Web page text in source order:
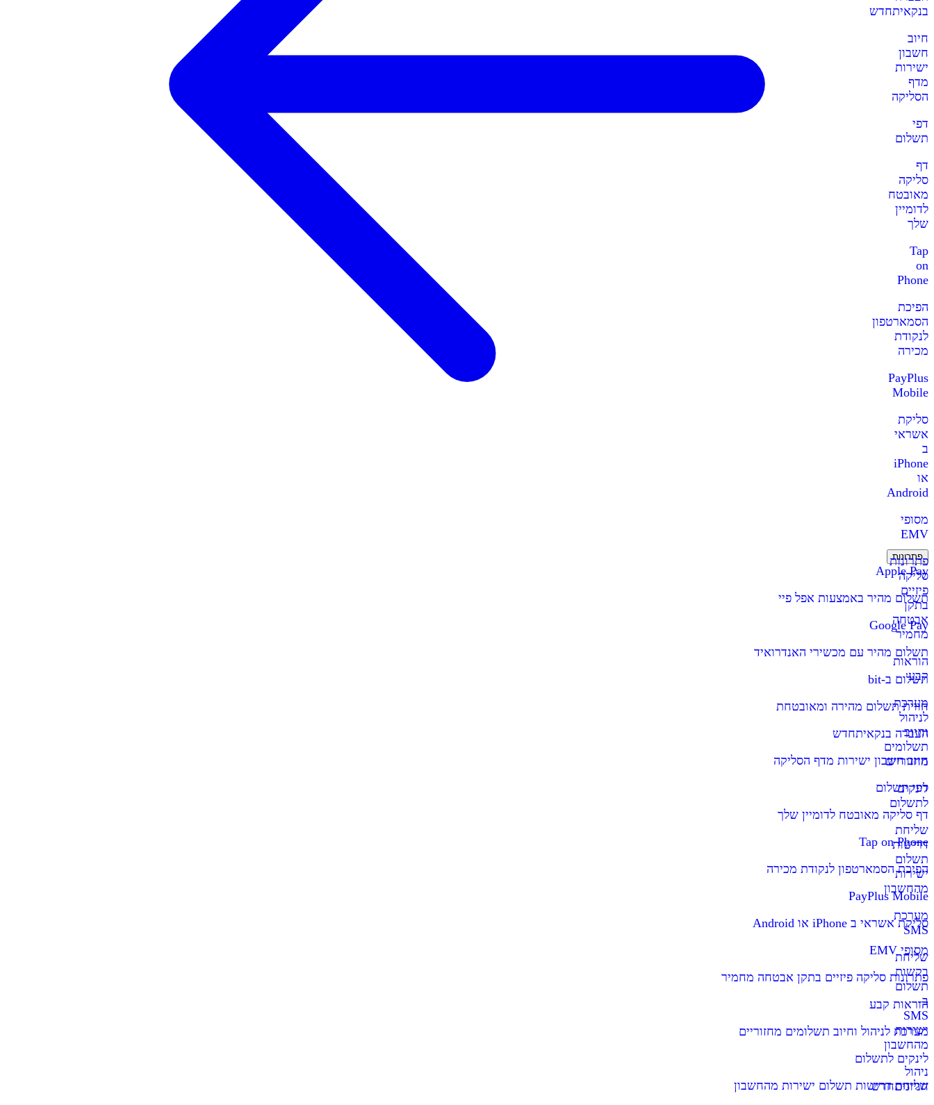
בנקאיתחדש
חיוב
חשבון
ישירות
מדף
הסליקה
דפי
תשלום
דף
סליקה
מאובטח
לדומיין
שלך
Tap
on
Phone
הפיכת
הסמארטפון
לנקודת
מכירה
PayPlus
Mobile
סליקת
אשראי
ב
iPhone
או
Android
מסופי
EMV
פתרונות
סליקה
פיזיים
בתקן
אבטחה
מחמיר
הוראות
קבע
מערכת
לניהול
וחיוב
תשלומים
מחזוריים
לינקים
לתשלום
שליחת
דרישות
תשלום
ישירות
מהחשבון
מערכת
SMS
שליחת
בקשות
תשלום
ב-
SMS
ישירות
מהחשבון
ניהול
חניוניםחדש
פתרונות
Apple Pay
תשלום מהיר באמצעות אפל פיי
Google Pay
תשלום מהיר עם מכשירי האנדרואיד
תשלום ב-bit
חווית תשלום מהירה ומאובטחת
העברה בנקאיתחדש
חיוב חשבון ישירות מדף הסליקה
דפי תשלום
דף סליקה מאובטח לדומיין שלך
Tap on Phone
הפיכת הסמארטפון לנקודת מכירה
PayPlus Mobile
סליקת אשראי ב iPhone או Android
מסופי EMV
פתרונות סליקה פיזיים בתקן אבטחה מחמיר
הוראות קבע
מערכת לניהול וחיוב תשלומים מחזוריים
לינקים לתשלום
שליחת דרישות תשלום ישירות מהחשבון